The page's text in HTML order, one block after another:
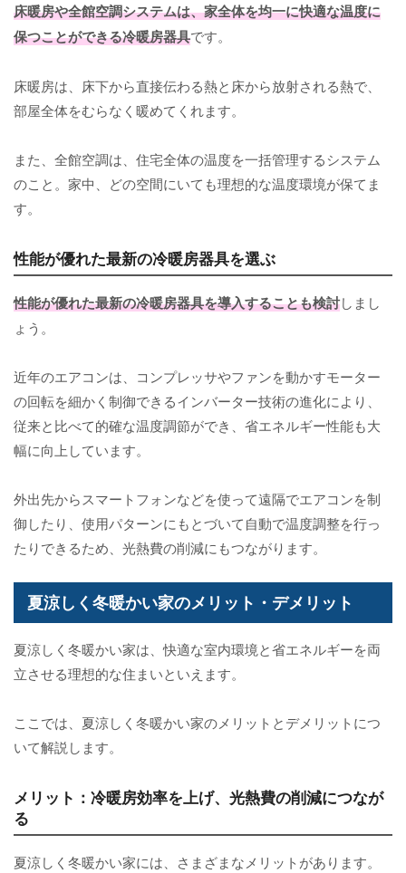
床暖房や全館空調システムは、家全体を均一に快適な温度に
保つことができる冷暖房器具です。
床暖房は、床下から直接伝わる熱と床から放射される熱で、
部屋全体をむらなく暖めてくれます。
また、全館空調は、住宅全体の温度を一括管理するシステム
のこと。家中、どの空間にいても理想的な温度環境が保てま
す。
性能が優れた最新の冷暖房器具を選ぶ
性能が優れた最新の冷暖房器具を導入することも検討しまし
ょう。
近年のエアコンは、コンプレッサやファンを動かすモーター
の回転を細かく制御できるインバーター技術の進化により、
従来と比べて的確な温度調節ができ、省エネルギー性能も大
幅に向上しています。
外出先からスマートフォンなどを使って遠隔でエアコンを制
御したり、使用パターンにもとづいて自動で温度調整を行っ
たりできるため、光熱費の削減にもつながります。
夏涼しく冬暖かい家のメリット・デメリット
夏涼しく冬暖かい家は、快適な室内環境と省エネルギーを両
立させる理想的な住まいといえます。
ここでは、夏涼しく冬暖かい家のメリットとデメリットにつ
いて解説します。
メリット：冷暖房効率を上げ、光熱費の削減につなが
る
夏涼しく冬暖かい家には、さまざまなメリットがあります。